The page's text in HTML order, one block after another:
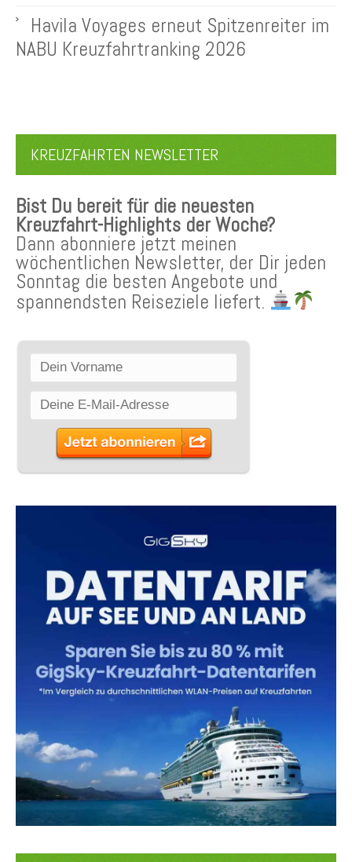
Havila Voyages erneut Spitzenreiter im
NABU Kreuzfahrtranking 2026
KREUZFAHRTEN NEWSLETTER
Bist Du bereit für die neuesten
Kreuzfahrt-Highlights der Woche?
Dann abonniere jetzt meinen
wöchentlichen Newsletter, der Dir jeden
Sonntag die besten Angebote und
spannendsten Reiseziele liefert.